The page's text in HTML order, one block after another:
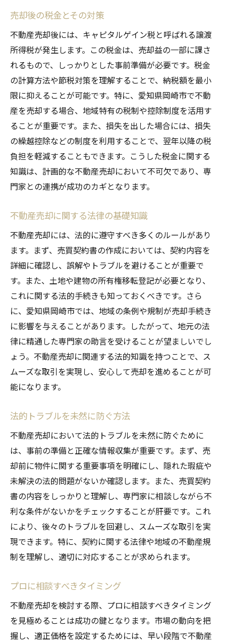
売却後の税金とその対策
不動産売却後には、キャピタルゲイン税と呼ばれる譲渡
所得税が発生します。この税金は、売却益の一部に課さ
れるもので、しっかりとした事前準備が必要です。税金
の計算方法や節税対策を理解することで、納税額を最小
限に抑えることが可能です。特に、愛知県岡崎市で不動
産を売却する場合、地域特有の税制や控除制度を活用す
ることが重要です。また、損失を出した場合には、損失
の繰越控除などの制度を利用することで、翌年以降の税
負担を軽減することもできます。こうした税金に関する
知識は、計画的な不動産売却において不可欠であり、専
門家との連携が成功のカギとなります。
不動産売却に関する法律の基礎知識
不動産売却には、法的に遵守すべき多くのルールがあり
ます。まず、売買契約書の作成においては、契約内容を
詳細に確認し、誤解やトラブルを避けることが重要で
す。また、土地や建物の所有権移転登記が必要となり、
これに関する法的手続きも知っておくべきです。さら
に、愛知県岡崎市では、地域の条例や規制が売却手続き
に影響を与えることがあります。したがって、地元の法
律に精通した専門家の助言を受けることが望ましいでし
ょう。不動産売却に関連する法的知識を持つことで、ス
ムーズな取引を実現し、安心して売却を進めることが可
能になります。
法的トラブルを未然に防ぐ方法
不動産売却において法的トラブルを未然に防ぐために
は、事前の準備と正確な情報収集が重要です。まず、売
却前に物件に関する重要事項を明確にし、隠れた瑕疵や
未解決の法的問題がないか確認します。また、売買契約
書の内容をしっかりと理解し、専門家に相談しながら不
利な条件がないかをチェックすることが肝要です。これ
により、後々のトラブルを回避し、スムーズな取引を実
現できます。特に、契約に関する法律や地域の不動産規
制を理解し、適切に対応することが求められます。
プロに相談すべきタイミング
不動産売却を検討する際、プロに相談すべきタイミング
を見極めることは成功の鍵となります。市場の動向を把
握し、適正価格を設定するためには、早い段階で不動産